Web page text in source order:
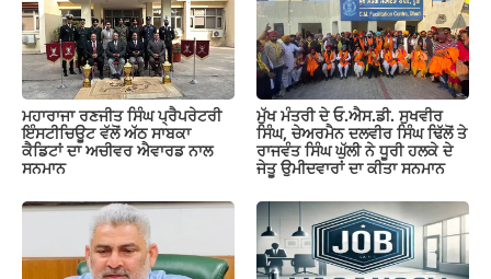
ਮਹਾਰਾਜਾ ਰਣਜੀਤ ਸਿੰਘ ਪ੍ਰੈਪਰੇਟਰੀ
ਇੰਸਟੀਚਿਊਟ ਵੱਲੋਂ ਅੱਠ ਸਾਬਕਾ
ਕੈਡਿਟਾਂ ਦਾ ਅਚੀਵਰ ਐਵਾਰਡ ਨਾਲ
ਸਨਮਾਨ
ਮੁੱਖ ਮੰਤਰੀ ਦੇ ਓ.ਐਸ.ਡੀ. ਸੁਖਵੀਰ
ਸਿੰਘ, ਚੇਅਰਮੈਨ ਦਲਵੀਰ ਸਿੰਘ ਢਿੱਲੋਂ ਤੇ
ਰਾਜਵੰਤ ਸਿੰਘ ਘੁੱਲੀ ਨੇ ਧੂਰੀ ਹਲਕੇ ਦੇ
ਜੇਤੂ ਉਮੀਦਵਾਰਾਂ ਦਾ ਕੀਤਾ ਸਨਮਾਨ